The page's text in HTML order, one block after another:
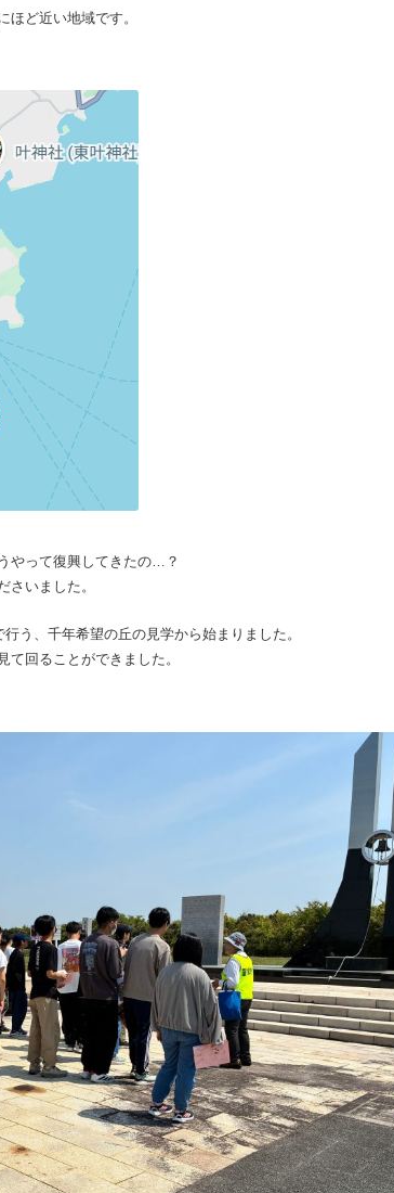
ど近い地域です。
やって復興してきたの…？
さいました。
う、千年希望の丘の見学から始まりました。
回ることができました。